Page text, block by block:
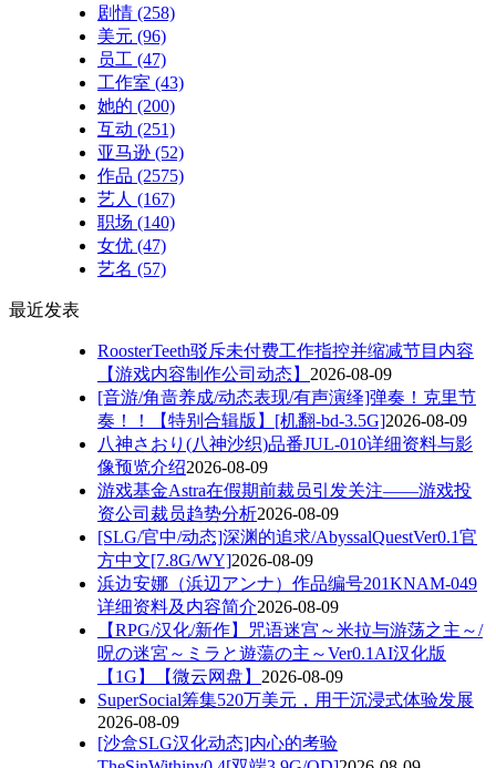
剧情 (258)
美元 (96)
员工 (47)
工作室 (43)
她的 (200)
互动 (251)
亚马逊 (52)
作品 (2575)
艺人 (167)
职场 (140)
女优 (47)
艺名 (57)
最近发表
RoosterTeeth驳斥未付费工作指控并缩减节目内容
【游戏内容制作公司动态】 2026-08-09
[音游/角啬养成/动态表现/有声演绎]弹奏！克里节
奏！！【特别合辑版】[机翻-bd-3.5G]2026-08-09
八神さおり(八神沙织)品番JUL-010详细资料与影
像预览介绍2026-08-09
游戏基金Astra在假期前裁员引发关注——游戏投
资公司裁员趋势分析2026-08-09
[SLG/官中/动态]深渊的追求/AbyssalQuestVer0.1官
方中文[7.8G/WY]2026-08-09
浜边安娜（浜辺アンナ）作品编号201KNAM-049
详细资料及内容简介2026-08-09
【RPG/汉化/新作】咒语迷宫～米拉与游荡之主～/
呪の迷宮～ミラと遊蕩の主～Ver0.1AI汉化版
【1G】【微云网盘】 2026-08-09
SuperSocial筹集520万美元，用于沉浸式体验发展
2026-08-09
[沙盒SLG汉化动态]内心的考验